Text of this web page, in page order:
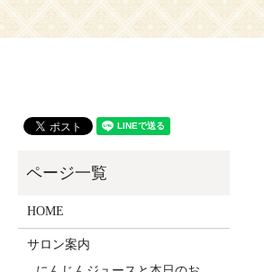
HOME
サロン案内